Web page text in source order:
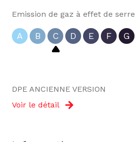
Emission de gaz à effet de serre
A B C D E F G
DPE ANCIENNE VERSION
Voir le détail